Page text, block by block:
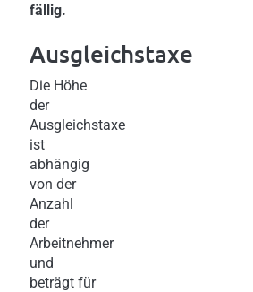
fällig.
Ausgleichstaxe
Die Höhe
der
Ausgleichstaxe
ist
abhängig
von der
Anzahl
der
Arbeitnehmer
und
beträgt für